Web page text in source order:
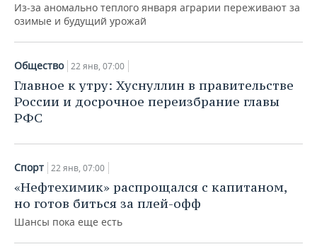
Из-за аномально теплого января аграрии переживают за
озимые и будущий урожай
Общество 22 янв, 07:00
Главное к утру: Хуснуллин в правительстве
России и досрочное переизбрание главы
РФС
Спорт 22 янв, 07:00
«Нефтехимик» распрощался с капитаном,
но готов биться за плей-офф
Шансы пока еще есть